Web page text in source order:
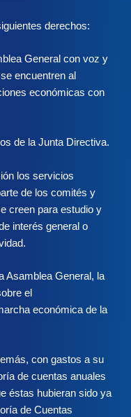
derechos:
General con voz y
encuentren al
económicas con
de la Junta Directiva.
los servicios
de los comités y
creen para estudio y
interés general o
Asamblea General, la
el
económica de la
con gastos a su
de cuentas anuales
éstas hubieran sido ya
de Cuentas